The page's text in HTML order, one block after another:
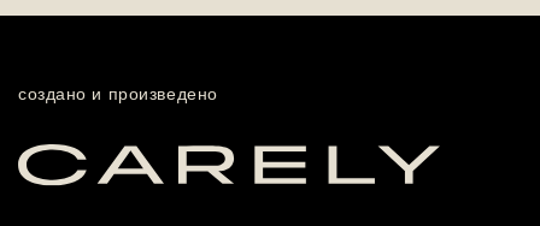
создано и произведено